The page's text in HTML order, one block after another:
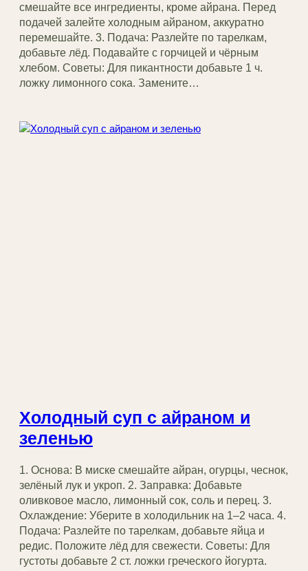
смешайте все ингредиенты, кроме айрана. Перед
подачей залейте холодным айраном, аккуратно
перемешайте. 3. Подача: Разлейте по тарелкам,
добавьте лёд. Подавайте с горчицей и чёрным
хлебом. Советы: Для пикантности добавьте 1 ч.
ложку лимонного сока. Замените…
Холодный суп с айраном и
зеленью
1. Основа: В миске смешайте айран, огурцы, чеснок,
зелёный лук и укроп. 2. Заправка: Добавьте
оливковое масло, лимонный сок, соль и перец. 3.
Охлаждение: Уберите в холодильник на 1–2 часа. 4.
Подача: Разлейте по тарелкам, добавьте яйца и
редис. Положите лёд для свежести. Советы: Для
густоты добавьте 2 ст. ложки греческого йогурта.